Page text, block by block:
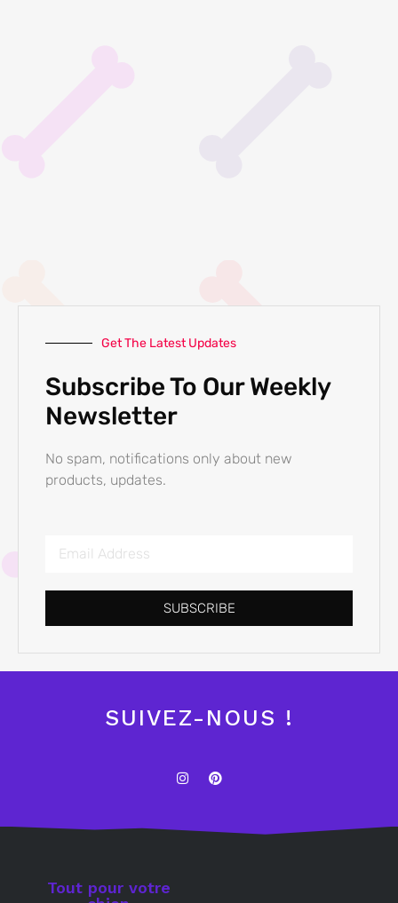
Get The Latest Updates
Subscribe To Our Weekly
Newsletter
No spam, notifications only about new
products, updates.
SUBSCRIBE
SUIVEZ-NOUS !
Tout pour votre